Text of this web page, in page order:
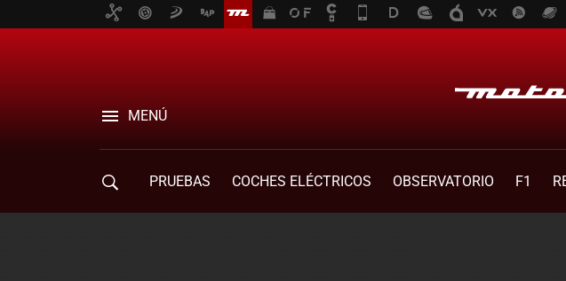
MENÚ
PRUEBAS COCHES ELÉCTRICOS OBSERVATORIO F1